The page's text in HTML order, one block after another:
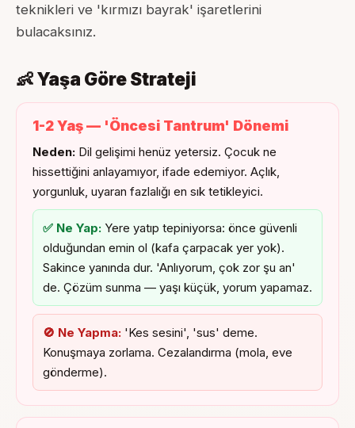
teknikleri ve 'kırmızı bayrak' işaretlerini
bulacaksınız.
👶 Yaşa Göre Strateji
1-2 Yaş — 'Öncesi Tantrum' Dönemi
Neden: Dil gelişimi henüz yetersiz. Çocuk ne
hissettiğini anlayamıyor, ifade edemiyor. Açlık,
yorgunluk, uyaran fazlalığı en sık tetikleyici.
✅ Ne Yap: Yere yatıp tepiniyorsa: önce güvenli
olduğundan emin ol (kafa çarpacak yer yok).
Sakince yanında dur. 'Anlıyorum, çok zor şu an'
de. Çözüm sunma — yaşı küçük, yorum yapamaz.
🚫 Ne Yapma: 'Kes sesini', 'sus' deme.
Konuşmaya zorlama. Cezalandırma (mola, eve
gönderme).